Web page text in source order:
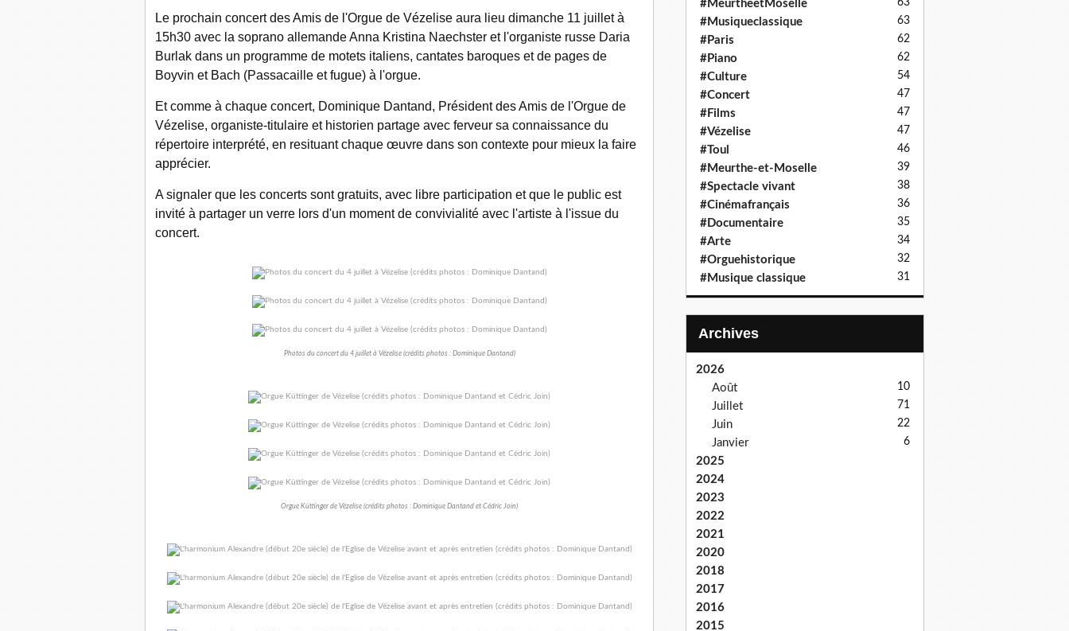
Le prochain concert des Amis de l'Orgue de Vézelise aura lieu dimanche 11 juillet à
15h30 avec la soprano allemande Anna Kristina Naechster et l'organiste russe Daria
Burlak dans un programme de motets italiens, cantates baroques et de pages de
Boyvin et Bach (Passacaille et fugue) à l'orgue.
Et comme à chaque concert, Dominique Dantand, Président des Amis de l'Orgue de
Vézelise, organiste-titulaire et historien partage avec ferveur sa connaissance du
répertoire interprété, en resituant chaque œuvre dans son contexte pour mieux la faire
apprécier.
A signaler que les concerts sont gratuits, avec libre participation et que le public est
invité à partager un verre lors d'un moment de convivialité avec l'artiste à l'issue du
concert.
Photos du concert du 4 juillet à Vézelise (crédits photos : Dominique Dantand)
Orgue Küttinger de Vézelise (crédits photos : Dominique Dantand et Cédric Join)
#MeurtheetMoselle 63
#Musiqueclassique 63
#Paris 62
#Piano 62
#Culture 54
#Concert 47
#Films 47
#Vézelise 47
#Toul 46
#Meurthe-et-Moselle 39
#Spectacle vivant 38
#Cinémafrançais 36
#Documentaire 35
#Arte 34
#Orguehistorique 32
#Musique classique 31
Archives
2026
Août
10
Juillet 71
Juin 22
Janvier 6
2025
2024
2023
2022
2021
2020
2018
2017
2016
2015